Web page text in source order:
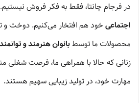
در فرجام چانتا، فقط به فکر فروش
اجتماعی خود هم افتخار می‌کنیم. دوخت و
محصولات ما توسطبانوان هنرمند و
زنانی که حالا با همراهی ما، فرصت شغلی
مهارت خود، در تولید زیبایی سهیم هستند.